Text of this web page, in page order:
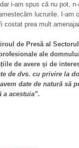
i-am spus că nu pot,
lucrurile. I-am
costat prea mult
de Presă al
ale
de avere și de
de dvs. cu privire la
date de natură să
a acestuia”.